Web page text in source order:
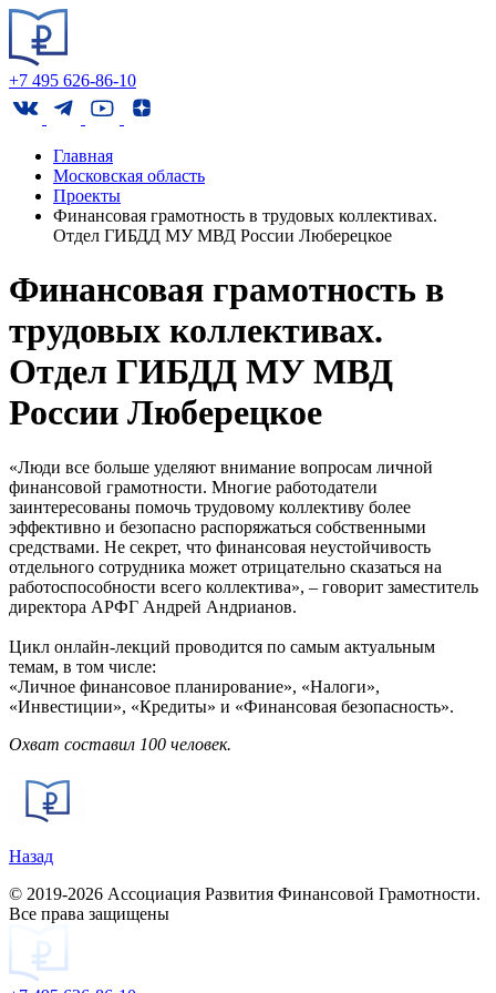
+7 495 626-86-10
Главная
Московская область
Проекты
Финансовая грамотность в трудовых коллективах.
Отдел ГИБДД МУ МВД России Люберецкое
Финансовая грамотность в
трудовых коллективах.
Отдел ГИБДД МУ МВД
России Люберецкое
«Люди все больше уделяют внимание вопросам личной
финансовой грамотности. Многие работодатели
заинтересованы помочь трудовому коллективу более
эффективно и безопасно распоряжаться собственными
средствами. Не секрет, что финансовая неустойчивость
отдельного сотрудника может отрицательно сказаться на
работоспособности всего коллектива», – говорит заместитель
директора АРФГ Андрей Андрианов.
Цикл онлайн-лекций проводится по самым актуальным
темам, в том числе:
«Личное финансовое планирование», «Налоги»,
«Инвестиции», «Кредиты» и «Финансовая безопасность».
Охват составил 100 человек.
Назад
© 2019-2026 Ассоциация Развития Финансовой Грамотности.
Все права защищены